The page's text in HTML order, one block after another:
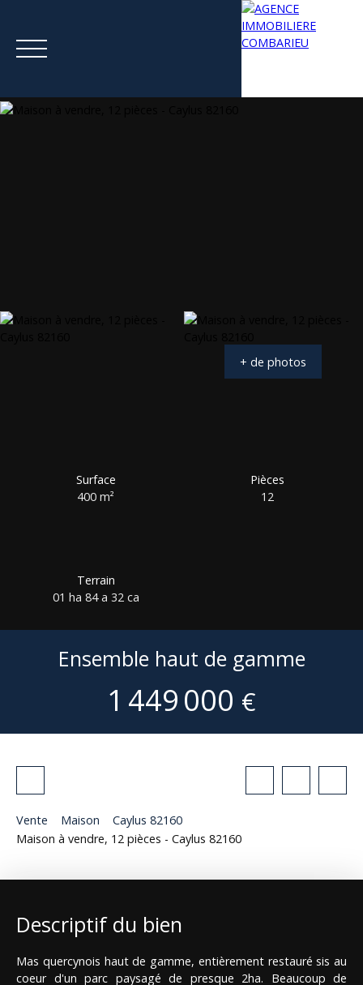
+ de photos
Surface
400m²
Pièces
12
Terrain
01 ha 84 a 32 ca
Ensemble haut de gamme
1 449 000 €
Vente Maison
Caylus 82160
Maison à vendre, 12 pièces - Caylus 82160
Descriptif du bien
Mas quercynois haut de gamme, entièrement restauré sis au
coeur d'un parc paysagé de presque 2ha. Beaucoup de